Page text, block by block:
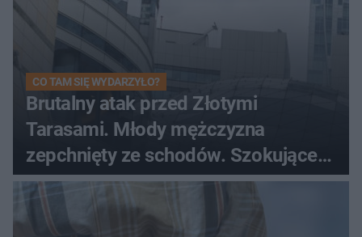
CO TAM SIĘ WYDARZYŁO?
Brutalny atak przed Złotymi
Tarasami. Młody mężczyzna
zepchnięty ze schodów. Szokujące
nagranie krąży po sieci